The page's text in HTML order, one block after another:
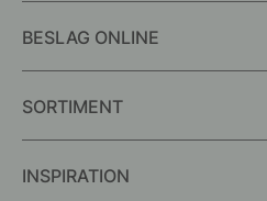
BESLAG ONLINE
SORTIMENT
INSPIRATION